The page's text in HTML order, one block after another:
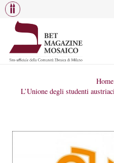
Home
L’Unione degli studenti